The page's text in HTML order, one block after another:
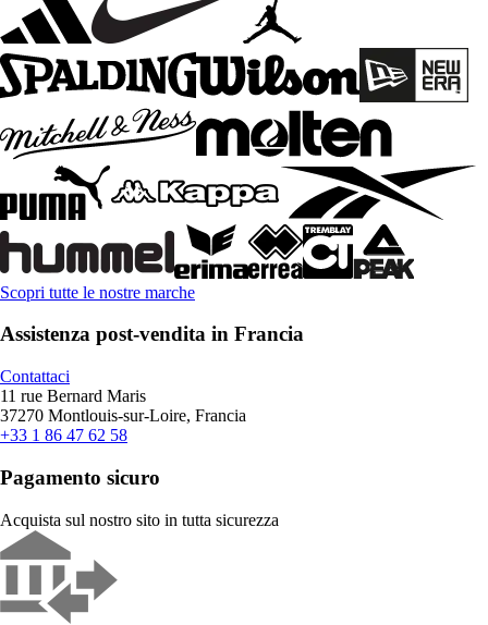
Scopri tutte le nostre marche
Assistenza post-vendita in Francia
Contattaci
11 rue Bernard Maris
37270 Montlouis-sur-Loire, Francia
+33 1 86 47 62 58
Pagamento sicuro
Acquista sul nostro sito in tutta sicurezza